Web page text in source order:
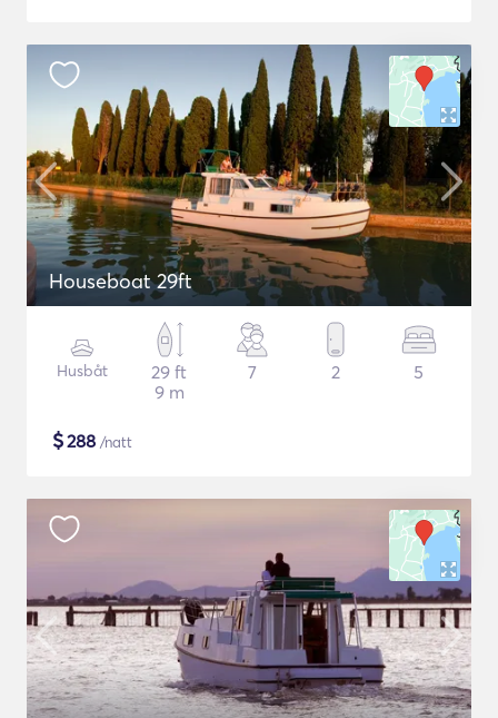
Houseboat 29ft
Husbåt
29 ft
9 m
7 2 5
$288 /natt